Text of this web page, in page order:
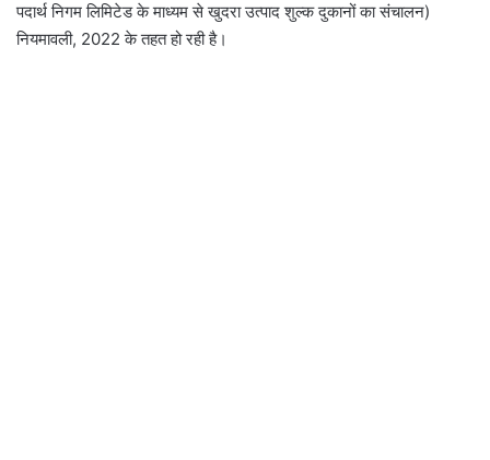
पदार्थ निगम लिमिटेड के माध्यम से खुदरा उत्पाद शुल्क दुकानों का संचालन)
नियमावली, 2022 के तहत हो रही है।